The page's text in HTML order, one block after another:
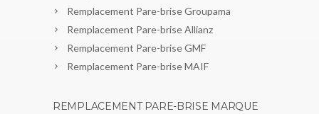
Remplacement Pare-brise Groupama
Remplacement Pare-brise Allianz
Remplacement Pare-brise GMF
Remplacement Pare-brise MAIF
REMPLACEMENT PARE-BRISE MARQUE